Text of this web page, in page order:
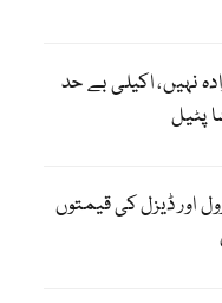
نہیں، اکیلی بے حد
پٹیل
اور ڈیزل کی قیمتوں